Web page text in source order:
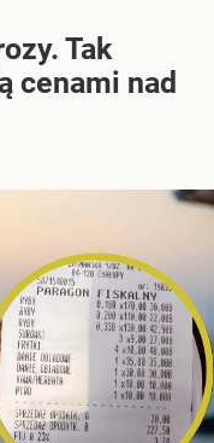
Tak
cenami nad